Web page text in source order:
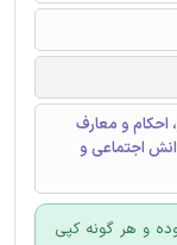
احکام و معارف
اجتماعی و
و هر گونه کپی